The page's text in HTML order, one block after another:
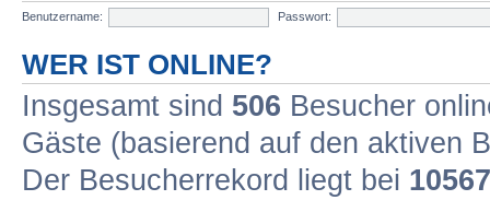
Benutzername:
Passwort:
WER IST ONLINE?
Insgesamt sind 506 Besucher
Gäste (basierend auf den aktiven
Der Besucherrekord liegt bei 10567